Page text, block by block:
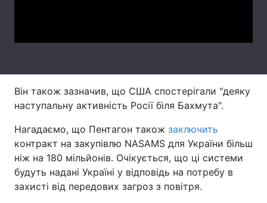
Тема оформлення
Він також зазначив, що США спостерігали "деяку
наступальну активність Росії біля Бахмута".
Нагадаємо, що Пентагон також заключить
контракт на закупівлю NASAMS для України більш
ніж на 180 мільйонів. Очікується, що ці системи
будуть надані Україні у відповідь на потребу в
захисті від передових загроз з повітря.